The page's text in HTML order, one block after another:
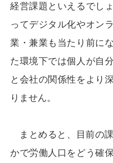
経営課題といえるでし
ってデジタル化やオン
業・兼業も当たり前に
た環境下では個人が自
と会社の関係性をより
りません。
まとめると、目前の
かで労働人口をどう確